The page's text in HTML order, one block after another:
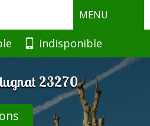
MENU
indisponible
23270